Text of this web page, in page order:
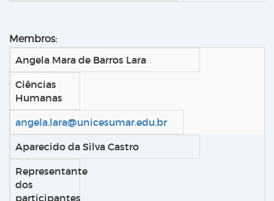
Membros:
Angela Mara de Barros Lara
Ciências
Humanas
angela.lara@unicesumar.edu.br
Aparecido da Silva Castro
Representante
dos
participantes